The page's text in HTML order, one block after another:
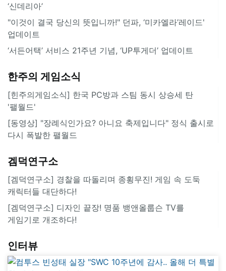
‘신데리아’
"이것이 결국 당신의 뜻입니까!" 던파, ‘미카엘라’레이드'
업데이트
‘서든어택’ 서비스 21주년 기념, ‘UP투게더’ 업데이트
한주의 게임소식
[힌주의게임소식] 한국 PC방과 스팀 동시 상승세 탄
'팰월드'
[동영상] "장례식인가요? 아니요 축제입니다" 정식 출시로
다시 폭발한 팰월드
겜덕연구소
[겜덕연구소] 경찰을 따돌리며 종횡무진! 게임 속 도둑
캐릭터들 대단하다!
[겜덕연구소] 디자인 끝장! 명품 뱅앤올룹슨 TV를
게임기로 개조하다!
인터뷰